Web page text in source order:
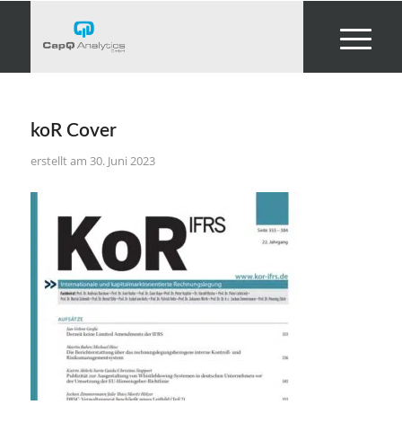
koR Cover
30. Juni 2023